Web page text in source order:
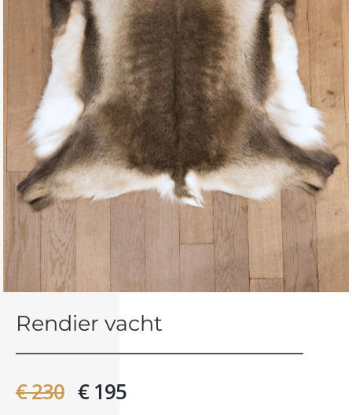
Rendier vacht
€ 230 € 195